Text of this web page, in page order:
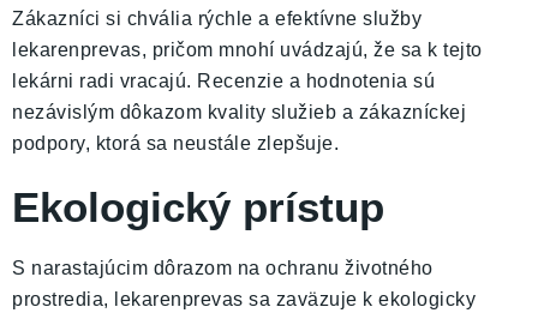
Zákazníci si chvália rýchle a efektívne služby
lekarenprevas, pričom mnohí uvádzajú, že sa k tejto
lekárni radi vracajú. Recenzie a hodnotenia sú
nezávislým dôkazom kvality služieb a zákazníckej
podpory, ktorá sa neustále zlepšuje.
Ekologický prístup
S narastajúcim dôrazom na ochranu životného
prostredia, lekarenprevas sa zaväzuje k ekologicky